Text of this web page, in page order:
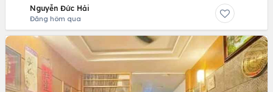
Nguyễn Đức Hải
Đăng hôm qua